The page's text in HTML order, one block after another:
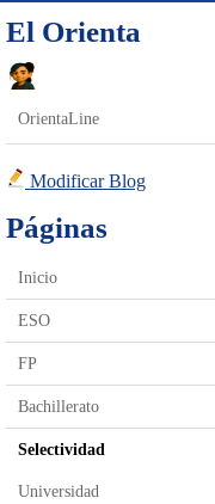
El Orienta
OrientaLine
Modificar Blog
Páginas
Inicio
ESO
FP
Bachillerato
Selectividad
Universidad